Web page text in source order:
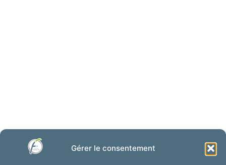
Gérer le consentement